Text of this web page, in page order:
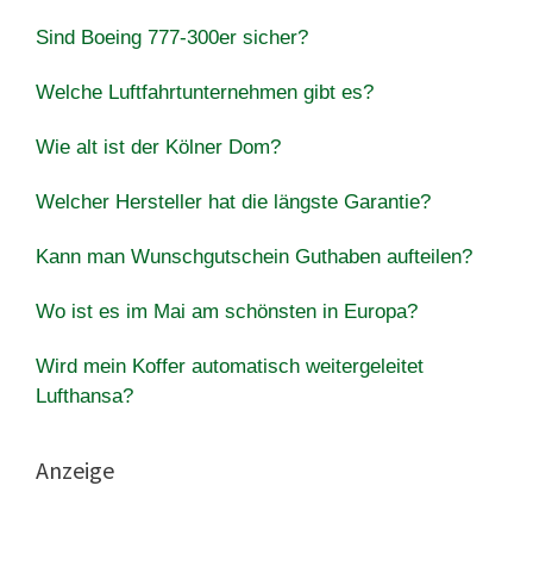
Sind Boeing 777-300er sicher?
Welche Luftfahrtunternehmen gibt es?
Wie alt ist der Kölner Dom?
Welcher Hersteller hat die längste Garantie?
Kann man Wunschgutschein Guthaben aufteilen?
Wo ist es im Mai am schönsten in Europa?
Wird mein Koffer automatisch weitergeleitet
Lufthansa?
Anzeige